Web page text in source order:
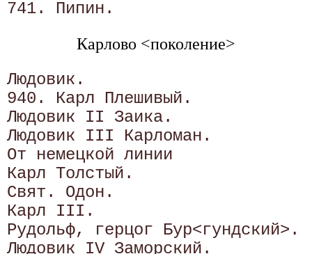
Карлово <поколение>
Людовик.
940. Карл Плешивый.
Людовик II Заика.
Людовик III Карломан.
От немецкой линии
Карл Толстый.
Свят. Одон.
Карл III.
Рудольф, герцог Бур<гундский>.